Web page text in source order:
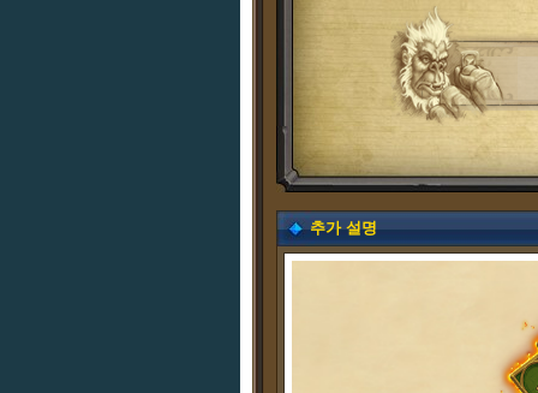
추가 설명